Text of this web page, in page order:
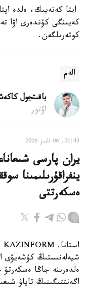
ايتا كەتەيىك، ەلدە
كوتەرىلگەن.
الەم
باقىتجول
اۆتور
21:43, 06 تامىز 2026
يران پارسى
ينفراقۇرىلىمىنا
ەسكەرتتى
شيەلەنىستىڭ كۇشەيۋى
اگەنتتىگىنىڭ تاياۋ